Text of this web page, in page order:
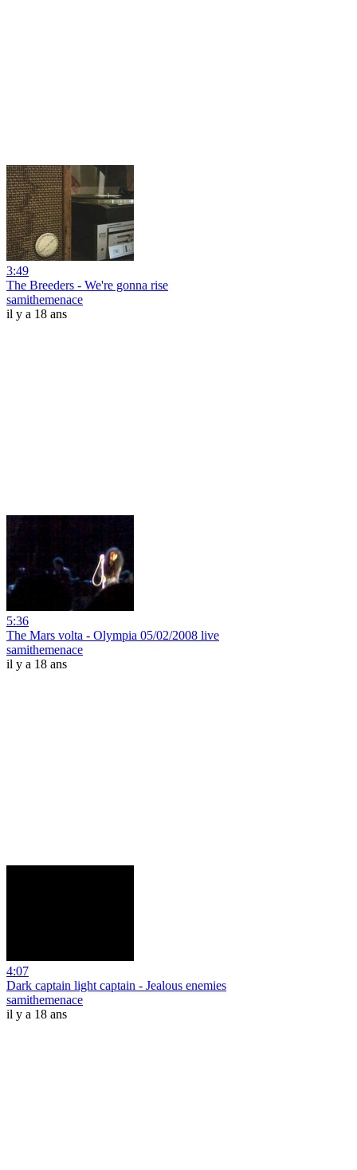
3:49
The Breeders - We're gonna rise
samithemenace
il y a 18 ans
5:36
The Mars volta - Olympia 05/02/2008 live
samithemenace
il y a 18 ans
4:07
Dark captain light captain - Jealous enemies
samithemenace
il y a 18 ans